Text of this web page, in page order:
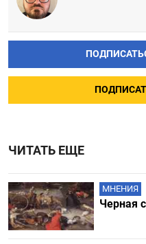
ЧИТАТЬ ЕЩЕ
МНЕНИЯ
Черная